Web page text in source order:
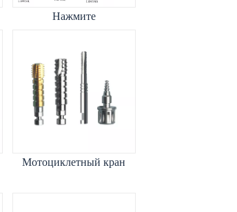
Нажмите
Мотоциклетный кран